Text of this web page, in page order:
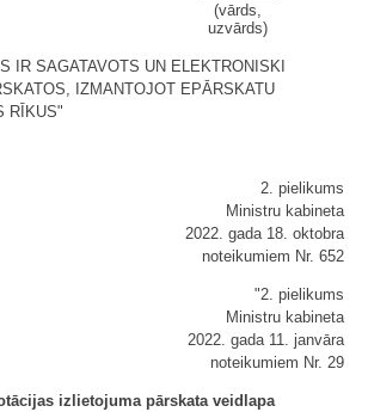
(vārds,
uzvārds)
IR SAGATAVOTS UN ELEKTRONISKI
IZMANTOJOT EPĀRSKATU
RĪKUS"
2. pielikums
Ministru kabineta
2022. gada 18. oktobra
noteikumiem Nr. 652
"2. pielikums
Ministru kabineta
2022. gada 11. janvāra
noteikumiem Nr. 29
izlietojuma pārskata veidlapa